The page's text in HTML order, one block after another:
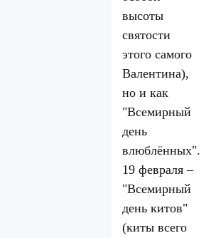
высоты
святости
этого самого
Валентина),
но и как
"Всемирный
день
влюблённых".
19 февраля –
"Всемирный
день китов"
(киты всего